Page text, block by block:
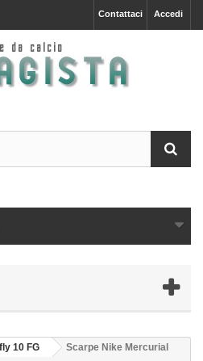
Accedi
Contattaci
10 FG
Scarpe Nike Mercurial